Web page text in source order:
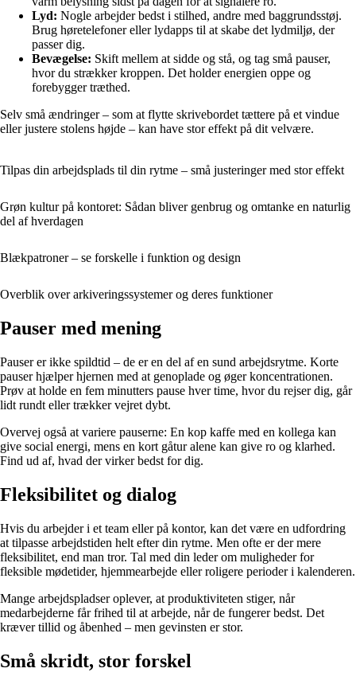
Lyd: Nogle arbejder bedst i stilhed, andre med baggrundsstøj.
Brug høretelefoner eller lydapps til at skabe det lydmiljø, der
passer dig.
Bevægelse: Skift mellem at sidde og stå, og tag små pauser,
hvor du strækker kroppen. Det holder energien oppe og
forebygger træthed.
Selv små ændringer – som at flytte skrivebordet tættere på et vindue
eller justere stolens højde – kan have stor effekt på dit velvære.
Tilpas din arbejdsplads til din rytme – små justeringer med stor effekt
Grøn kultur på kontoret: Sådan bliver genbrug og omtanke en naturlig
del af hverdagen
Blækpatroner – se forskelle i funktion og design
Overblik over arkiveringssystemer og deres funktioner
Pauser med mening
Pauser er ikke spildtid – de er en del af en sund arbejdsrytme. Korte
pauser hjælper hjernen med at genoplade og øger koncentrationen.
Prøv at holde en fem minutters pause hver time, hvor du rejser dig, går
lidt rundt eller trækker vejret dybt.
Overvej også at variere pauserne: En kop kaffe med en kollega kan
give social energi, mens en kort gåtur alene kan give ro og klarhed.
Find ud af, hvad der virker bedst for dig.
Fleksibilitet og dialog
Hvis du arbejder i et team eller på kontor, kan det være en udfordring
at tilpasse arbejdstiden helt efter din rytme. Men ofte er der mere
fleksibilitet, end man tror. Tal med din leder om muligheder for
fleksible mødetider, hjemmearbejde eller roligere perioder i kalenderen.
Mange arbejdspladser oplever, at produktiviteten stiger, når
medarbejderne får frihed til at arbejde, når de fungerer bedst. Det
kræver tillid og åbenhed – men gevinsten er stor.
Små skridt, stor forskel